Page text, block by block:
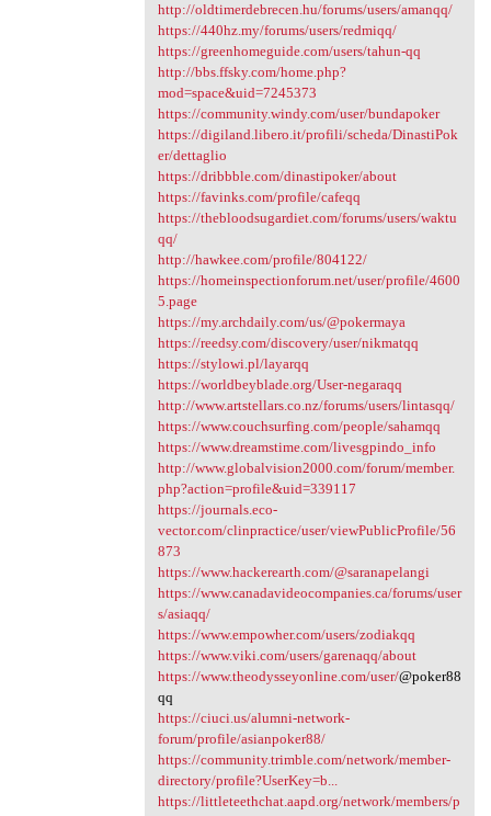
http://oldtimerdebrecen.hu/forums/users/amanqq/
https://440hz.my/forums/users/redmiqq/
https://greenhomeguide.com/users/tahun-qq
http://bbs.ffsky.com/home.php?
mod=space&uid=7245373
https://community.windy.com/user/bundapoker
https://digiland.libero.it/profili/scheda/DinastiPok
er/dettaglio
https://dribbble.com/dinastipoker/about
https://favinks.com/profile/cafeqq
https://thebloodsugardiet.com/forums/users/waktu
qq/
http://hawkee.com/profile/804122/
https://homeinspectionforum.net/user/profile/4600
5.page
https://my.archdaily.com/us/@pokermaya
https://reedsy.com/discovery/user/nikmatqq
https://stylowi.pl/layarqq
https://worldbeyblade.org/User-negaraqq
http://www.artstellars.co.nz/forums/users/lintasqq/
https://www.couchsurfing.com/people/sahamqq
https://www.dreamstime.com/livesgpindo_info
http://www.globalvision2000.com/forum/member.
php?action=profile&uid=339117
https://journals.eco-
vector.com/clinpractice/user/viewPublicProfile/56
873
https://www.hackerearth.com/@saranapelangi
https://www.canadavideocompanies.ca/forums/user
s/asiaqq/
https://www.empowher.com/users/zodiakqq
https://www.viki.com/users/garenaqq/about
https://www.theodysseyonline.com/user/@poker88
qq
https://ciuci.us/alumni-network-
forum/profile/asianpoker88/
https://community.trimble.com/network/member-
directory/profile?UserKey=b...
https://littleteethchat.aapd.org/network/members/p